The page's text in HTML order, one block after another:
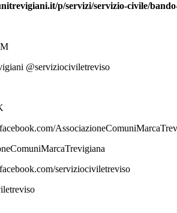
p/servizi/servizio-civile/
@serviziociviletreviso
serviziociviletreviso